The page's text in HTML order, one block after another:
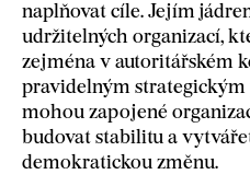
naplňovat cíle. Jejím
udržitelných organizací,
zejména v autoritářském
pravidelným
mohou zapojené
budovat stabilitu a
demokratickou změnu.